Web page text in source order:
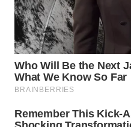
TAPANULI
SELATAN
WN
TANJUNG
LESUNG
KARO